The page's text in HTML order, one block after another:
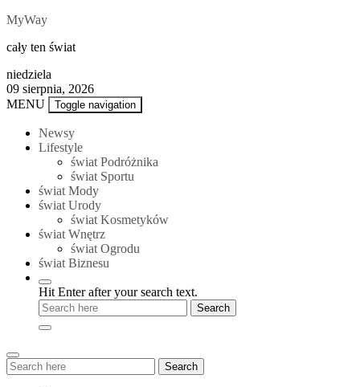
Skip
content
MyWay
cały ten świat
niedziela
09 sierpnia, 2026
MENU
Toggle navigation
Newsy
Lifestyle
świat Podróżnika
świat Sportu
świat Mody
świat Urody
świat Kosmetyków
świat Wnętrz
świat Ogrodu
świat Biznesu
Hit Enter after your search text.
Search
for:
Search